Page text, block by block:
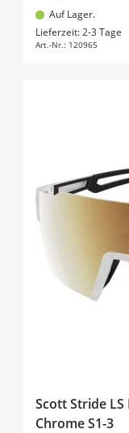
Auf Lager.
Lieferzeit: 2-3 Tage
Art.-Nr.: 120965
Scott Stride LS
Chrome S1-3